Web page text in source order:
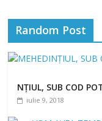
Random Post
NȚIUL, SUB COD
iulie 9, 2018